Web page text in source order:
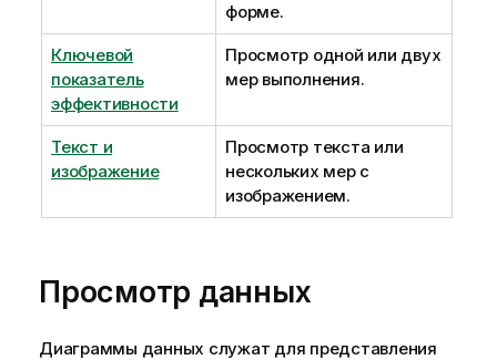
форме.
Ключевой
показатель
эффективности
Просмотр одной или двух
мер выполнения.
Текст и
изображение
Просмотр текста или
нескольких мер с
изображением.
Просмотр данных
Диаграммы данных служат для представления